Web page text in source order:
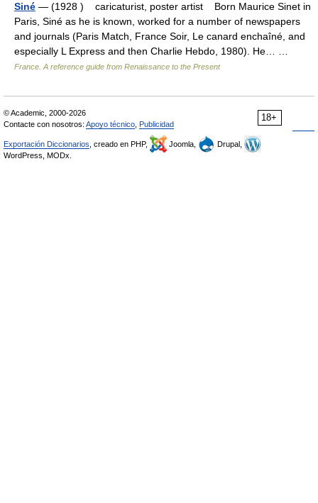
Siné — (1928 ) caricaturist, poster artist Born Maurice Sinet in
Paris, Siné as he is known, worked for a number of newspapers
and journals (Paris Match, France Soir, Le canard enchaîné, and
especially L Express and then Charlie Hebdo, 1980). He… …
France. A reference guide from Renaissance to the Present
18+
© Academic, 2000-2026
Contacte con nosotros: Apoyo técnico Publicidad
Exportación Diccionarios , creado en PHP, Joomla,
Drupal,
WordPress, MODx.